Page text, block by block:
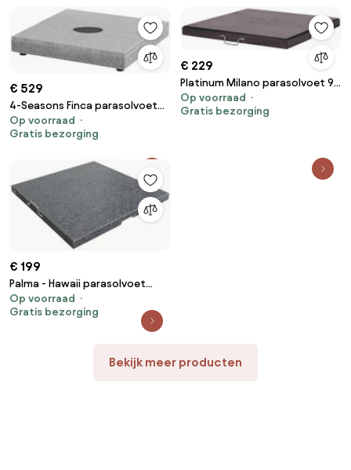
€ 529
4-Seasons Finca parasolvoet
graniet 180 kg.
Op voorraad
Gratis bezorging
€ 229
Platinum Milano parasolvoet 90
kg. - Zwart
Op voorraad
Gratis bezorging
€ 199
Palma - Hawaii parasolvoet
90kg.
Op voorraad
Gratis bezorging
Bekijk meer producten